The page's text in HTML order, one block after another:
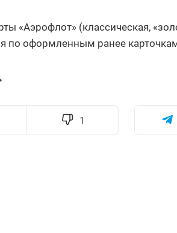
«Аэрофлот» (классическая,
по оформленным ранее
1